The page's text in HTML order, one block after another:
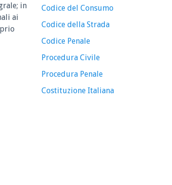
in
ai
Codice del Consumo
Codice della Strada
Codice Penale
Procedura Civile
Procedura Penale
Costituzione Italiana